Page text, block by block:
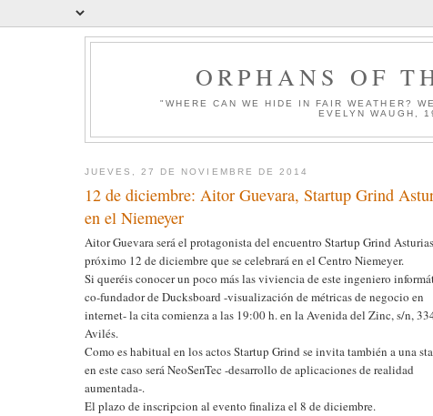
ORPHANS OF
"WHERE CAN WE HIDE IN FAIR WEATHER?
EVELYN WAUGH,
JUEVES, 27 DE NOVIEMBRE DE 2014
12 de diciembre: Aitor Guevara, Startup Grind
en el Niemeyer
Aitor Guevara será el protagonista del encuentro Startup Grind
próximo 12 de diciembre que se celebrará en el Centro Niemeyer.
Si queréis conocer un poco más las viviencia de este ingeniero
co-fundador de Ducksboard -visualización de métricas de negocio en
internet- la cita comienza a las 19:00 h. en la Avenida del Zinc, s/n,
Avilés.
Como es habitual en los actos Startup Grind se invita también a una
en este caso será NeoSenTec -desarrollo de aplicaciones de realidad
aumentada-.
El plazo de inscripcion al evento finaliza el 8 de diciembre.